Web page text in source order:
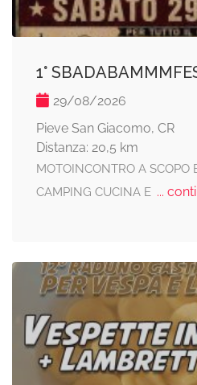
1°
29/08/2026
Pieve San Giacomo, CR
Distanza: 20,5 km
MOTOINCONTRO A SCOPO
CAMPING CUCINA E...